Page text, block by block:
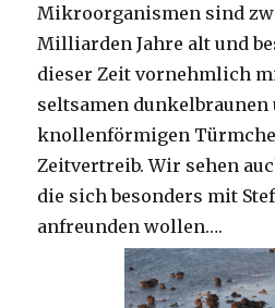
Mikroorganismen sind
Milliarden Jahre alt und
dieser Zeit vornehmlich
seltsamen dunkelbraunen
knollenförmigen
Zeitvertreib. Wir sehen
die sich besonders mit
anfreunden wollen….